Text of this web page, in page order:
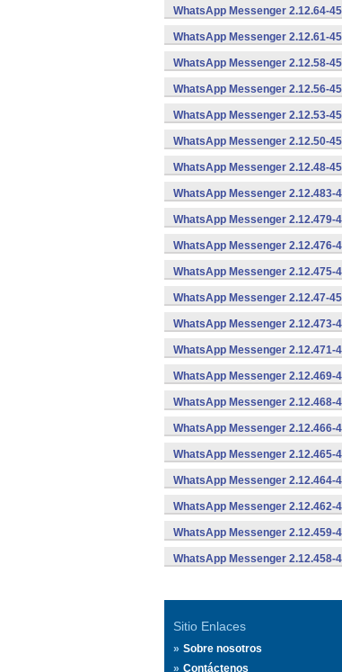
WhatsApp Messenger 2.12.64-
WhatsApp Messenger 2.12.61-
WhatsApp Messenger 2.12.58-
WhatsApp Messenger 2.12.56-
WhatsApp Messenger 2.12.53-
WhatsApp Messenger 2.12.50-
WhatsApp Messenger 2.12.48-
WhatsApp Messenger
WhatsApp Messenger
WhatsApp Messenger
WhatsApp Messenger
WhatsApp Messenger 2.12.47-
WhatsApp Messenger
WhatsApp Messenger
WhatsApp Messenger
WhatsApp Messenger
WhatsApp Messenger
WhatsApp Messenger
WhatsApp Messenger
WhatsApp Messenger
WhatsApp Messenger
WhatsApp Messenger
Sitio Enlaces
Sobre nosotros
Contáctenos